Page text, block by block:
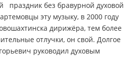
праздник без бравурной духовой
эту музыку, в 2000 году
дирижёра, тем более
отлучки, он свой. Долгое
руководил духовым